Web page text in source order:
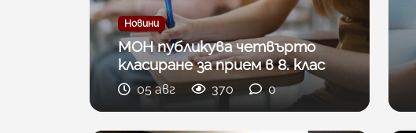
Новини
МОН публикува четвърто
класиране за прием в 8. клас
05 авг 370 0